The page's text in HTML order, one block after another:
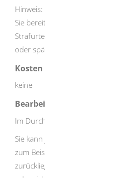
Hinweis: Sie können das
Sie bereits vorliegende
Strafurteil, ärztliche
oder später nachreichen.
Kosten
keine
Bearbeitungsdauer
Im Durchschnitt: acht Monate
Sie kann je nach Lage des
zum Beispiel der Fall, wenn
zurückliegt und Nachweise